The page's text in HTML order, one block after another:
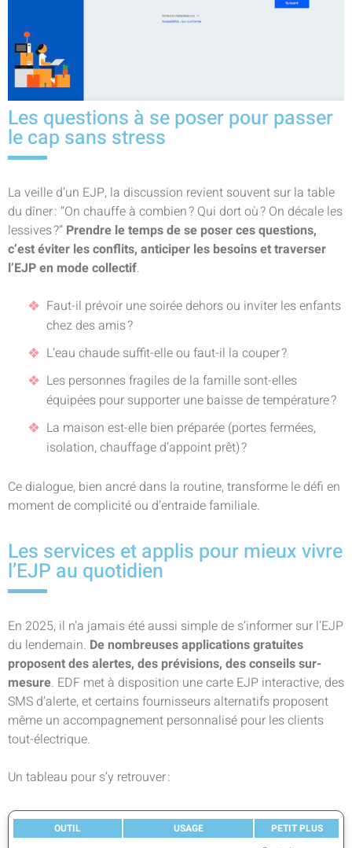
Les questions à se poser pour passer
le cap sans stress
La veille d’un EJP, la discussion revient souvent sur la table
du dîner : “On chauffe à combien ? Qui dort où ? On décale les
lessives ?” Prendre le temps de se poser ces questions,
c’est éviter les conflits, anticiper les besoins et traverser
l’EJP en mode collectif.
Faut-il prévoir une soirée dehors ou inviter les enfants
chez des amis ?
L’eau chaude suffit-elle ou faut-il la couper ?
Les personnes fragiles de la famille sont-elles
équipées pour supporter une baisse de température ?
La maison est-elle bien préparée (portes fermées,
isolation, chauffage d’appoint prêt) ?
Ce dialogue, bien ancré dans la routine, transforme le défi en
moment de complicité ou d’entraide familiale.
Les services et applis pour mieux vivre
l’EJP au quotidien
En 2025, il n’a jamais été aussi simple de s’informer sur l’EJP
du lendemain. De nombreuses applications gratuites
proposent des alertes, des prévisions, des conseils sur-
mesure. EDF met à disposition une carte EJP interactive, des
SMS d’alerte, et certains fournisseurs alternatifs proposent
même un accompagnement personnalisé pour les clients
tout-électrique.
Un tableau pour s’y retrouver :
OUTIL USAGE PETIT PLUS